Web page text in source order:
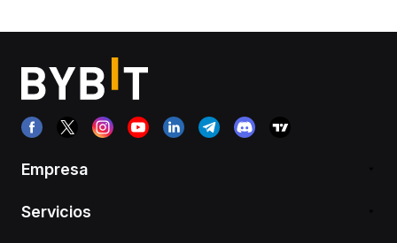
Empresa
Servicios